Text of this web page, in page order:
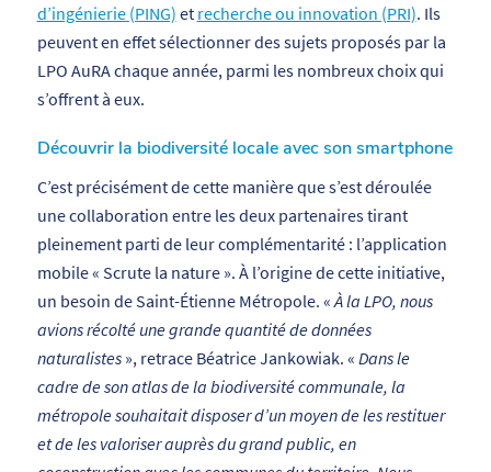
d’ingénierie (PING) et recherche ou innovation (PRI). Ils
peuvent en effet sélectionner des sujets proposés par la
LPO AuRA chaque année, parmi les nombreux choix qui
s’offrent à eux.
Découvrir la biodiversité locale avec son smartphone
C’est précisément de cette manière que s’est déroulée
une collaboration entre les deux partenaires tirant
pleinement parti de leur complémentarité : l’application
mobile « Scrute la nature ». À l’origine de cette initiative,
un besoin de Saint-Étienne Métropole. «À la LPO, nous
avions récolté une grande quantité de données
naturalistes», retrace Béatrice Jankowiak. « Dans le
cadre de son atlas de la biodiversité communale, la
métropole souhaitait disposer d’un moyen de les restituer
et de les valoriser auprès du grand public, en